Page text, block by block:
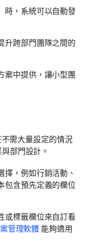
時，系統可以自動發
升跨部門團隊之間的
案中提供，讓小型團
需大量設定的情況
部門設計。
，例如行銷活動、
包含預先定義的欄位
或標籤欄位來自訂看
管理軟體 能夠適用